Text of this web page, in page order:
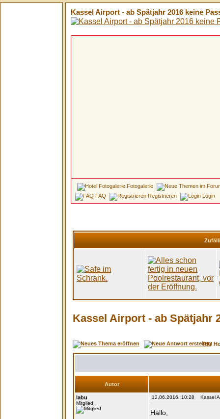
Kassel Airport - ab Spätjahr 2016 keine
Fotogalerie
FAQ
Registrieren Login
Kassel Airport - ab Spätjahr
RIU
Autor
labu
Mitglied
12.06.2016, 10:28 Kassel
Hallo,